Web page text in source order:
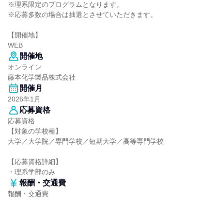
※理系限定のプログラムとなります。
※応募多数の場合は抽選とさせていただきます。
【開催地】
WEB
開催地
オンライン
藤本化学製品株式会社
開催月
2026年1月
応募資格
応募資格
【対象の学校種】
大学／大学院／専門学校／短期大学／高等専門学校
【応募資格詳細】
・理系学部のみ
報酬・交通費
報酬・交通費